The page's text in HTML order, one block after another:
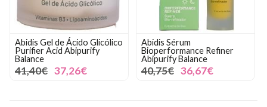
Abidis Gel de Ácido Glicólico
Purifier Acid Abipurify
Balance
41,40€ 37,26€
Abidis Sérum
Bioperformance Refiner
Abipurify Balance
40,75€ 36,67€